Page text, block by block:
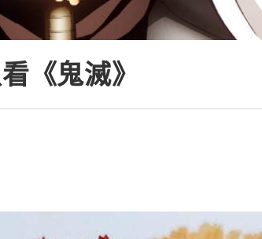
《鬼滅》